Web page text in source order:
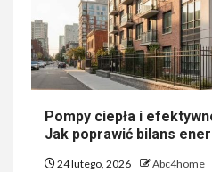
Pompy ciepła i
Jak poprawić bilans
24 lutego, 2026 Abc4home